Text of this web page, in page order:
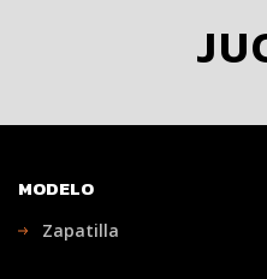
MODELO
Zapatilla